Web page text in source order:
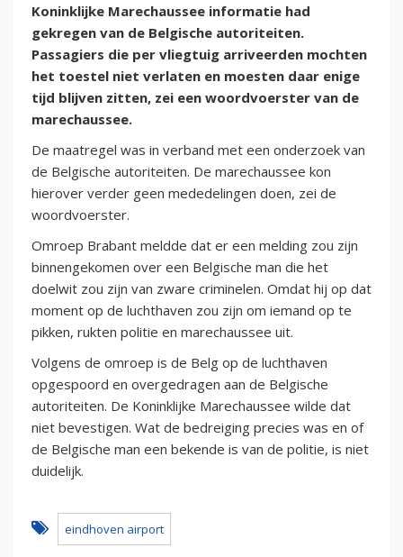
Koninklijke Marechaussee informatie had
gekregen van de Belgische autoriteiten.
Passagiers die per vliegtuig arriveerden mochten
het toestel niet verlaten en moesten daar enige
tijd blijven zitten, zei een woordvoerster van de
marechaussee.
De maatregel was in verband met een onderzoek van
de Belgische autoriteiten. De marechaussee kon
hierover verder geen mededelingen doen, zei de
woordvoerster.
Omroep Brabant meldde dat er een melding zou zijn
binnengekomen over een Belgische man die het
doelwit zou zijn van zware criminelen. Omdat hij op dat
moment op de luchthaven zou zijn om iemand op te
pikken, rukten politie en marechaussee uit.
Volgens de omroep is de Belg op de luchthaven
opgespoord en overgedragen aan de Belgische
autoriteiten. De Koninklijke Marechaussee wilde dat
niet bevestigen. Wat de bedreiging precies was en of
de Belgische man een bekende is van de politie, is niet
duidelijk.
eindhoven airport